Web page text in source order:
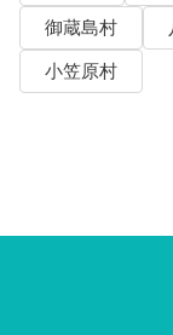
御蔵島村
小笠原村